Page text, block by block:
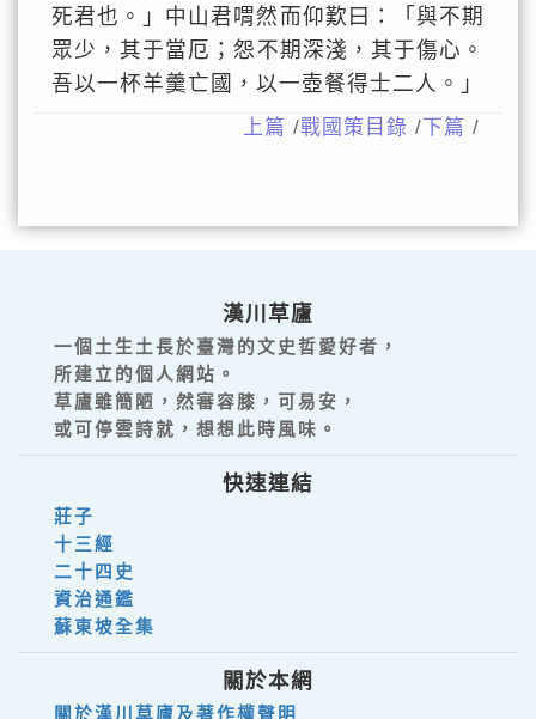
死君也。」中山君喟然而仰歎曰：「與不期
眾少，其于當厄；怨不期深淺，其于傷心。
吾以一杯羊羹亡國，以一壺餐得士二人。」
上篇 /戰國策目錄 /下篇 /
漢川草廬
一個土生土長於臺灣的文史哲愛好者，
所建立的個人網站。
草廬雖簡陋，然審容膝，可易安，
或可停雲詩就，想想此時風味。
快速連結
莊子
十三經
二十四史
資治通鑑
蘇東坡全集
關於本網
關於漢川草廬及著作權聲明